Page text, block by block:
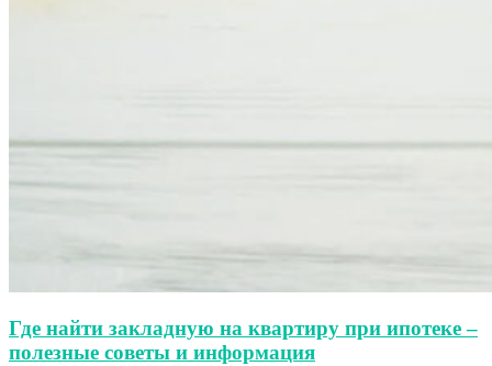
Где найти закладную на квартиру при ипотеке –
полезные советы и информация